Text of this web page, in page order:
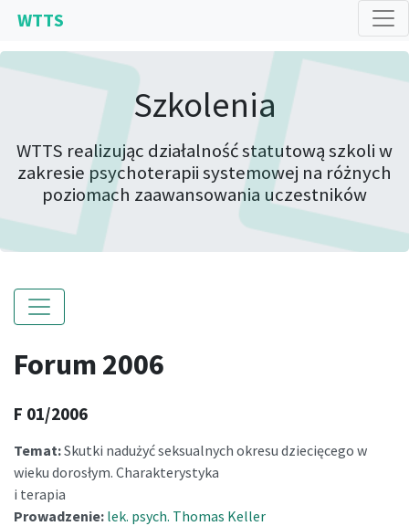
WTTS
Szkolenia
WTTS realizując działalność statutową szkoli w
zakresie psychoterapii systemowej na różnych
poziomach zaawansowania uczestników
Forum 2006
F 01/2006
Temat:Skutki nadużyć seksualnych okresu dziecięcego w
wieku dorosłym. Charakterystyka
i terapia
Prowadzenie: lek. psych. Thomas Keller